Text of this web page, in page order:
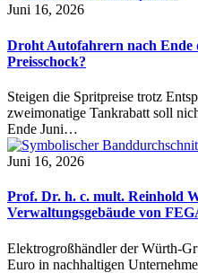
Juni 16, 2026
Droht Autofahrern nach Ende
Preisschock?
Steigen die Spritpreise trotz
zweimonatige Tankrabatt soll
Ende Juni…
Juni 16, 2026
Prof. Dr. h. c. mult. Reinhold
Verwaltungsgebäude von
Elektrogroßhändler der Würth-
Euro in nachhaltigen